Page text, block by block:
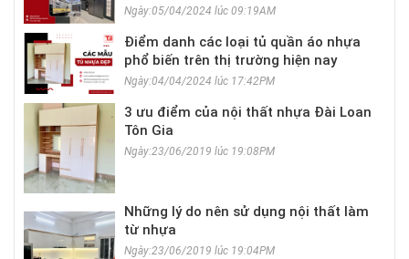
Ngày:05/04/2024 lúc 09:19AM
Điểm danh các loại tủ quần áo nhựa
phổ biến trên thị trường hiện nay
Ngày:04/04/2024 lúc 17:42PM
3 ưu điểm của nội thất nhựa Đài Loan
Tôn Gia
Ngày:23/06/2019 lúc 19:08PM
Những lý do nên sử dụng nội thất làm
từ nhựa
Ngày:23/06/2019 lúc 19:04PM